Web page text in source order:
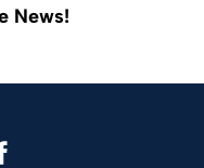
News!